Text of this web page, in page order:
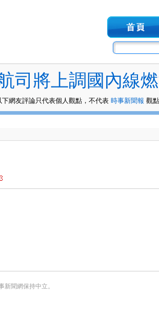
司將上調國內線
下網友評論只代表個人觀點，不代表 時事新聞報 觀點
新聞網保持中立。